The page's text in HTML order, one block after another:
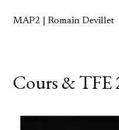
MAP2 | Romain Devillet
Cours & TFE